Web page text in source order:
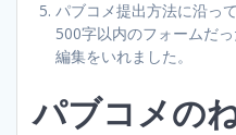
パブコメ提出方法に沿っ
500字以内のフォームだ
編集をいれました。
パブコメの